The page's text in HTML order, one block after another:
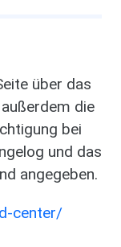
über das
die
bei
und das
angegeben.
center/